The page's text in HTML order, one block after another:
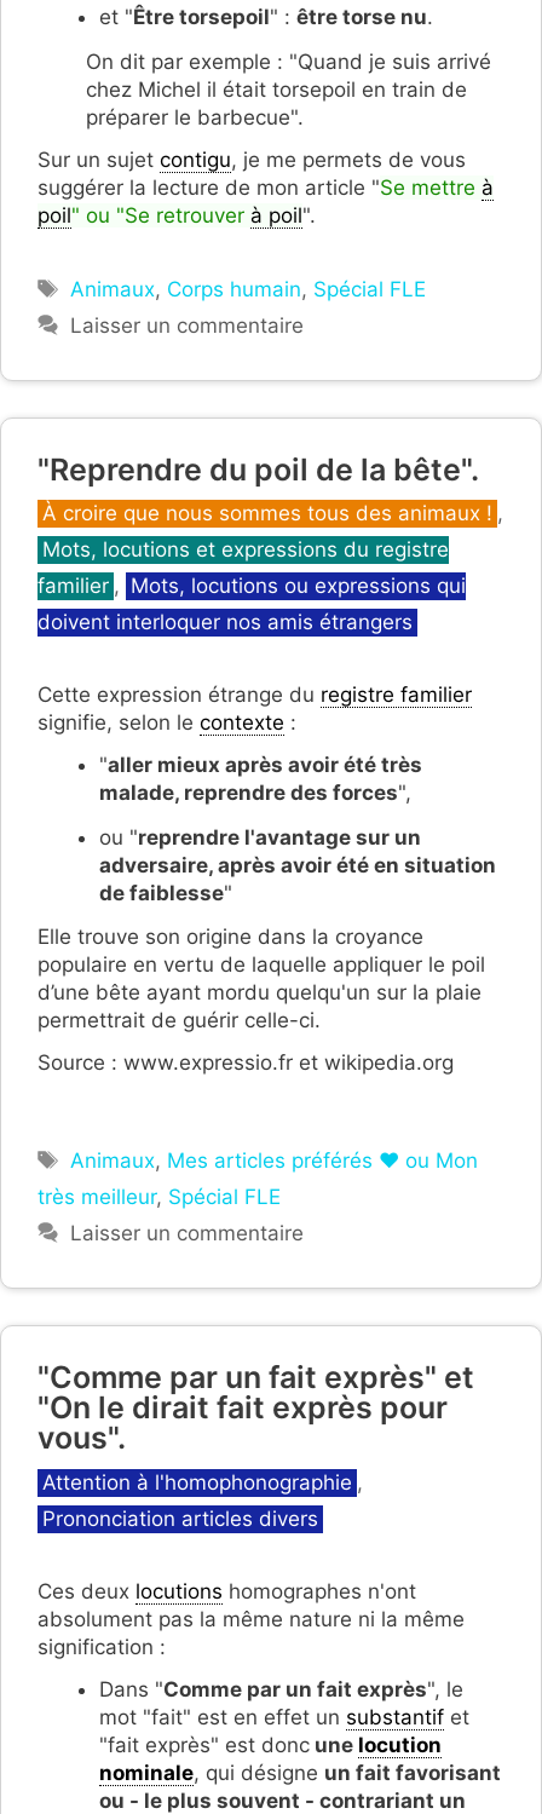
et "Être torsepoil" : être torse nu.
On dit par exemple : "Quand je suis arrivé
chez Michel il était torsepoil en train de
préparer le barbecue".
Sur un sujet contigu, je me permets de vous
suggérer la lecture de mon article "Se mettre à
poil" ou "Se retrouver à poil".
Étiquettes
Animaux, Corps humain, Spécial FLE
Laisser un commentaire
"Reprendre du poil de la bête".
Catégories
À croire que nous sommes tous des animaux ! ,
Mots, locutions et expressions du registre
familier , Mots, locutions ou expressions qui
doivent interloquer nos amis étrangers
Cette expression étrange du registre familier
signifie, selon le contexte :
"aller mieux après avoir été très
malade, reprendre des forces",
ou "reprendre l'avantage sur un
adversaire, après avoir été en situation
de faiblesse"
Elle trouve son origine dans la croyance
populaire en vertu de laquelle appliquer le poil
d’une bête ayant mordu quelqu'un sur la plaie
permettrait de guérir celle-ci.
Source : www.expressio.fr et wikipedia.org
Étiquettes
Animaux, Mes articles préférés ❤ ou Mon
très meilleur, Spécial FLE
Laisser un commentaire
"Comme par un fait exprès" et
"On le dirait fait exprès pour
vous".
Catégories
Attention à l'homophonographie ,
Prononciation articles divers
Ces deux locutions homographes n'ont
absolument pas la même nature ni la même
signification :
Dans "Comme par un fait exprès", le
mot "fait" est en effet un substantif et
"fait exprès" est donc une locution
nominale, qui désigne un fait favorisant
ou - le plus souvent - contrariant un